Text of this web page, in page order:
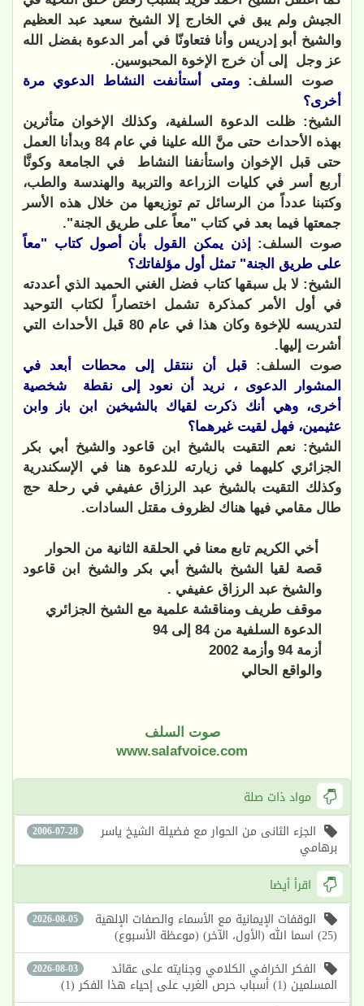
الجيش ولم يبق في الخارج إلا الشيخ سعيد عبد العظيم
والشيخ أبو إدريس وأنا فتعاونّا في أمر الدعوة بفضل الله
عز وجل
إلى أن خرج الإخوة المحبوسين.
صوت السلف: ومتى أستأنفت النشاط الدعوي مرة
أخرى؟
الشيخ: ظلت الدعوة السلفية، وكذلك الإخوان متأثرين
بهذه الأحداث حتى منَّ الله علينا في عام 84 وبدأنا العمل
حتى قبل الإخوان واستأنفنا النشاط
في الجامعة وكونَّا
أربع أسر في كليات الزراعة والتربية والهندسة والطب،
وكتبنا عدداً من الرسائل تم توزيعها من خلال هذه الأسر
جمعتها فيما بعد في كتاب "معاً على طريق الجنة".
صوت السلف: إذن يمكن القول بأن أصول كتاب "معاً
على طريق الجنة" تمثل أول مؤلفاتك؟
الشيخ: لا بل سبقها كتاب فضل الغني الحميد الذي أعددته
في أول الأمر كمذكرة تشمل اختصاراً لكتاب التوحيد
لتدريسه للإخوة وكان هذا في عام 80 قبل الأحداث التي
أشرت إليها.
صوت السلف:قبل أن ننتقل إلى محطات أبعد في
المشوار الدعوى ، نريد أن نعود إلى نقطة
شخصية
أخرى، وهي أنك ذكرت لقياك بالشيخين ابن باز وابن
عثيمين، فهل لقيت غيرهما؟
الشيخ: نعم التقيت بالشيخ ابن قاعود والشيخ أبي بكر
الجزائري كليهما في زيارته للدعوة هنا في الإسكندرية
وكذلك التقيت بالشيخ عبد الرزاق عفيفي في رحلة حج
طال مقامي فيها هناك لظروف مقتل السادات.
أخي الكريم تابع معنا في الحلقة الثانية من الحوار
قصة لقيا الشيخ بالشيخ أبي بكر والشيخ ابن قاعود
والشيخ عبد الرزاق عفيفي .
موقف طريف ومناقشة علمية مع الشيخ الجزائري
الدعوة السلفية من 84 إلى 94
أزمة 94 وأزمة 2002
والواقع الحالي
صوت السلف
www.salafvoice.com
مواد ذات صلة
2006-07-28 الجزء الثانى من الحوار مع فضيلة الشيخ ياسر
برهامي
اقرأ أيضا
2026-08-05 الوقفات الإيمانية مع الأسماء والصفات الإلهية
(25) اسما الله (الأول، الآخر) (موعظة الأسبوع)
2026-08-03 الفكر الخرافي الكلامي وجنايته على عقائد
المسلمين (1) أسباب حرص الغرب على إحياء هذا الفكر (1)